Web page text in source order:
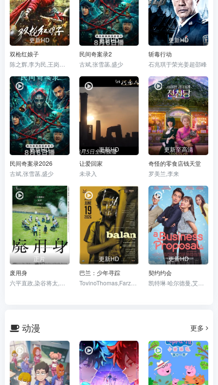
更新HD
双枪红娘子
陈之辉,李为民,王岗岗,谢宁,王程,王品一,文祈,刘姝彤,魏兆雄,邱晨阳
更新HD
民间奇案录2
古斌,张雪菡,盛少
更新HD
斩毒行动
石兆琪于荣光姜超邵峰
更新HD
民间奇案录2026
古斌,张雪菡,盛少
更新HD
让爱回家
未录入
更新至高清
奇怪的零食店钱天堂
罗美兰,李来
正片
废用身
更新HD
巴兰：少年寻踪
TovinoThomas,FarzanaPalathingal,AbhiramRadhakrishnan
更新HD
契约约会
动漫 更多